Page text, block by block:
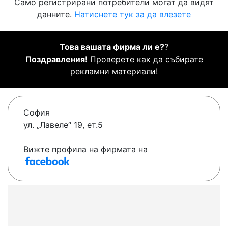
Само регистрирани потребители могат да видят
данните. Натиснете тук за да влезете
Това вашата фирма ли е??
Поздравления! Проверете как да събирате
рекламни материали!
София
ул. „Лавеле“ 19, ет.5
Вижте профила на фирмата на